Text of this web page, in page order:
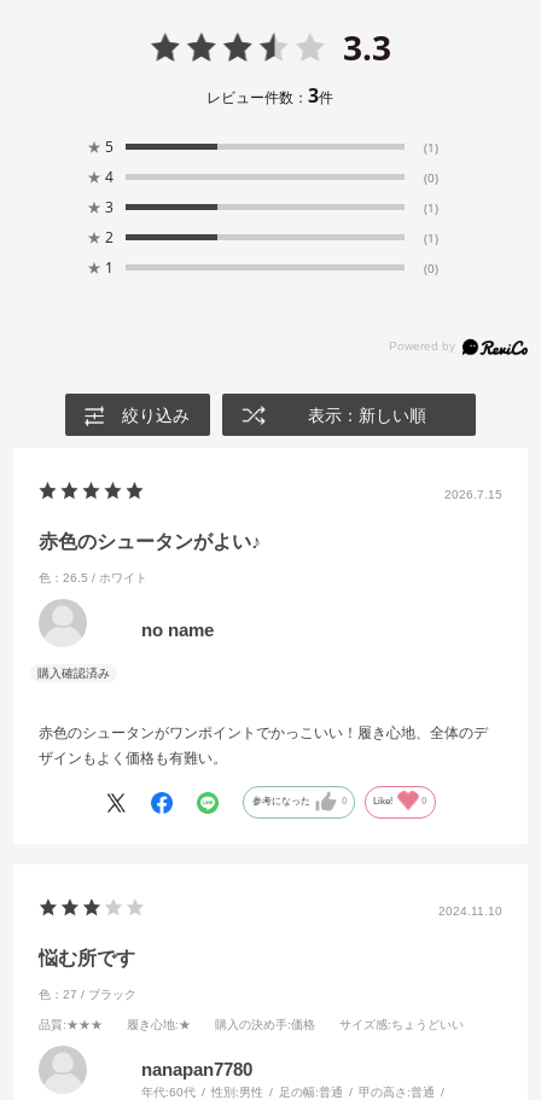
3.3
レビュー件数：3件
★ 5 (1)
★ 4 (0)
★ 3 (1)
★ 2 (1)
★ 1 (0)
絞り込み 表示：新しい順
2026.7.15
赤色のシュータンがよい♪
色：26.5 / ホワイト
no name
赤色のシュータンがワンポイントでかっこいい！履き心地、全体のデ
ザインもよく価格も有難い。
参考になった 0 Like! 0
2024.11.10
悩む所です
色：27 / ブラック
品質:★★★ 履き心地:★ 購入の決め手:価格 サイズ感:ちょうどいい
nanapan7780
年代:60代 性別:男性 足の幅:普通 甲の高さ:普通